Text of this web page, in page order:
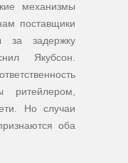
механизмы
поставщики
за задержку
Якубсон.
Но случаи
оба